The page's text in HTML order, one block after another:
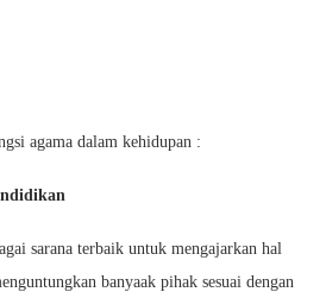
agama dalam kehidupan :
sarana terbaik untuk mengajarkan hal
banyaak pihak sesuai dengan